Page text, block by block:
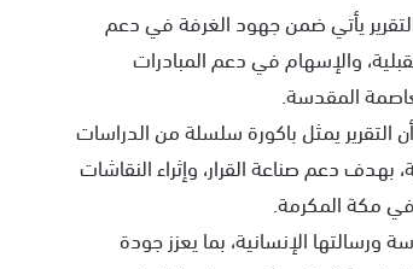
يأتي ضمن جهود الغرفة في دعم
والإسهام في دعم المبادرات
المقدسة.
التقرير يمثل باكورة سلسلة من الدراسات
بهدف دعم صناعة القرار، وإثراء النقاشات
في مكة المكرمة.
الإنسانية، بما يعزز جودة